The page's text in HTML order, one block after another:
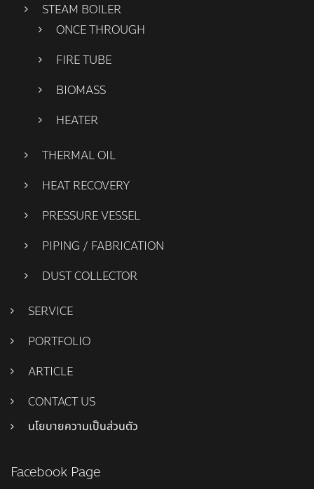
STEAM BOILER
ONCE THROUGH
FIRE TUBE
BIOMASS
HEATER
THERMAL OIL
HEAT RECOVERY
PRESSURE VESSEL
PIPING / FABRICATION
DUST COLLECTOR
SERVICE
PORTFOLIO
ARTICLE
CONTACT US
นโยบายความเป็นส่วนตัว
Facebook Page